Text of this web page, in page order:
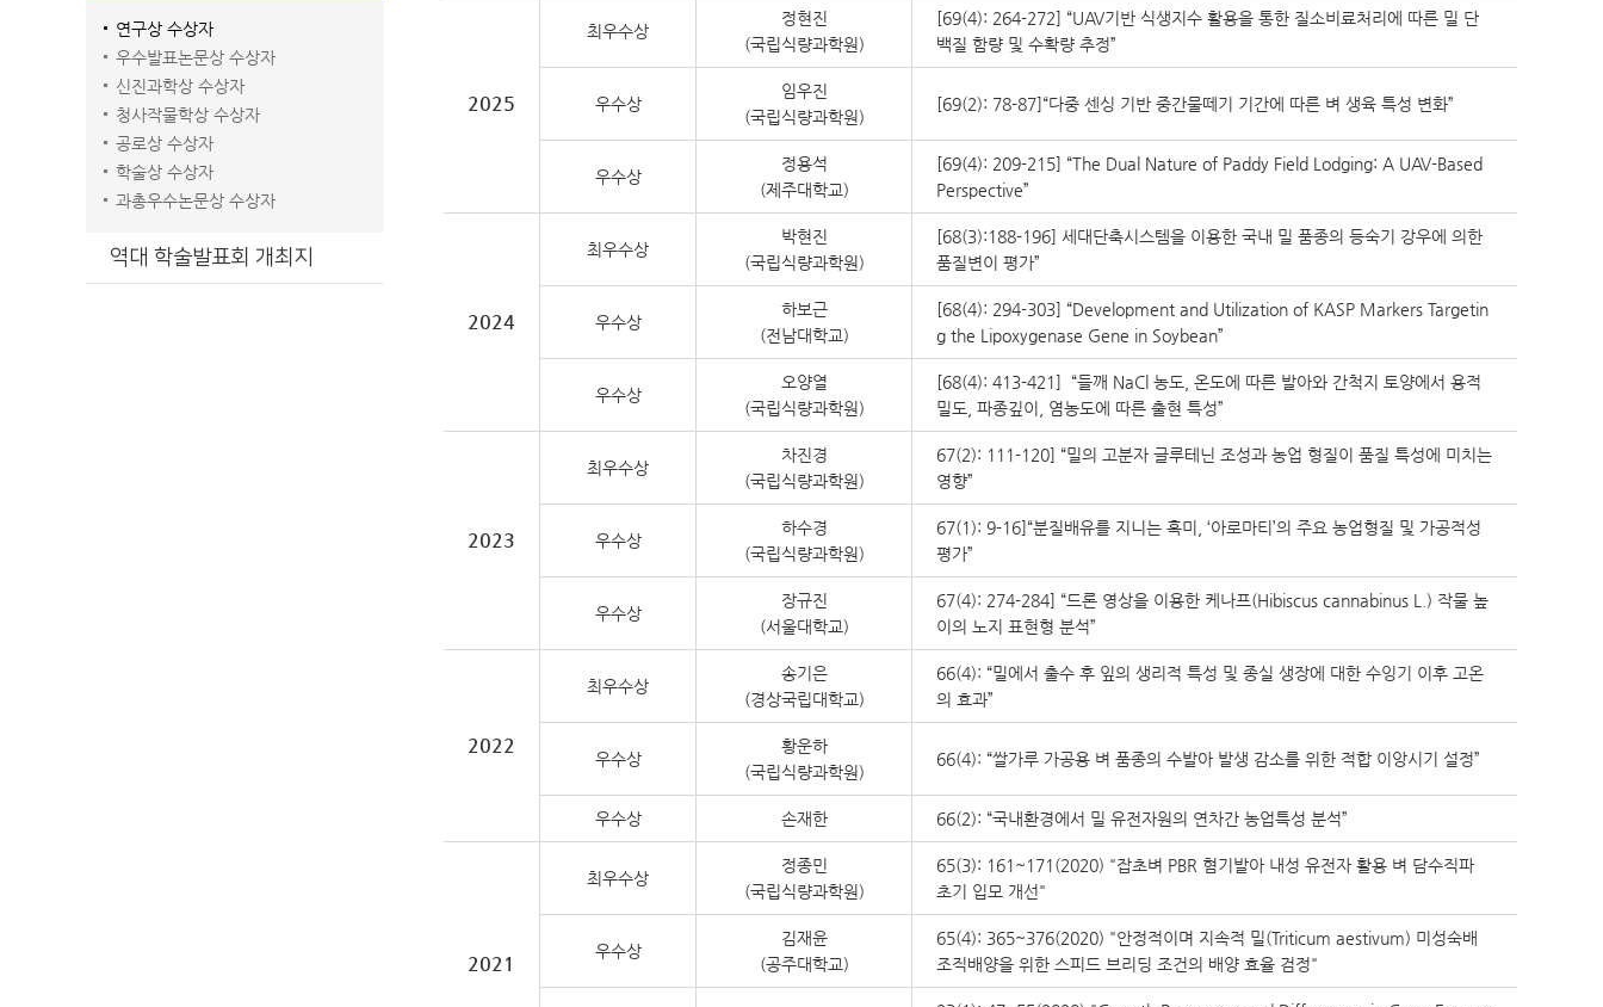
연구상 수상자
우수발표논문상 수상자
신진과학상 수상자
청사작물학상 수상자
공로상 수상자
학술상 수상자
과총우수논문상 수상자
역대 학술발표회 개최지
2025
최우수상
정현진
(국립식량과학원)
[69(4): 264-272] “UAV기반 식생지수 활용을 통한 질소비료처리에 따른 밀 단
백질 함량 및 수확량 추정”
우수상
임우진
(국립식량과학원)
[69(2): 78-87]“다중 센싱 기반 중간물떼기 기간에 따른 벼 생육 특성 변화”
우수상
정용석
(제주대학교)
[69(4): 209-215] “The Dual Nature of Paddy Field Lodging: A UAV-Based
Perspective”
2024
최우수상
박현진
(국립식량과학원)
[68(3):188-196] 세대단축시스템을 이용한 국내 밀 품종의 등숙기 강우에 의한
품질변이 평가”
우수상
하보근
(전남대학교)
[68(4): 294-303] “Development and Utilization of KASP Markers Targetin
g the Lipoxygenase Gene in Soybean”
우수상
오양열
(국립식량과학원)
[68(4): 413-421] “들깨 NaCl 농도, 온도에 따른 발아와 간척지 토양에서 용적
밀도, 파종깊이, 염농도에 따른 출현 특성”
2023
최우수상
차진경
(국립식량과학원)
67(2): 111-120] “밀의 고분자 글루테닌 조성과 농업 형질이 품질 특성에 미치는
영향”
우수상
하수경
(국립식량과학원)
67(1): 9-16]“분질배유를 지니는 흑미, ‘아로마티’의 주요 농업형질 및 가공적성
평가”
우수상
장규진
(서울대학교)
67(4): 274-284] “드론 영상을 이용한 케나프(Hibiscus cannabinus L.) 작물 높
이의 노지 표현형 분석”
2022
최우수상
송기은
(경상국립대학교)
66(4): “밀에서 출수 후 잎의 생리적 특성 및 종실 생장에 대한 수잉기 이후 고온
의 효과”
우수상
황운하
(국립식량과학원)
66(4): “쌀가루 가공용 벼 품종의 수발아 발생 감소를 위한 적합 이앙시기 설정”
우수상 손재한 66(2): “국내환경에서 밀 유전자원의 연차간 농업특성 분석”
2021
최우수상
정종민
(국립식량과학원)
65(3): 161~171(2020) "잡초벼 PBR 혐기발아 내성 유전자 활용 벼 담수직파
초기 입모 개선"
우수상
김재윤
(공주대학교)
65(4): 365~376(2020) "안정적이며 지속적 밀(Triticum aestivum) 미성숙배
조직배양을 위한 스피드 브리딩 조건의 배양 효율 검정"